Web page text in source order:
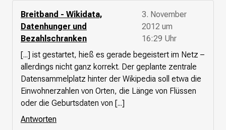
Über uns
Verein
Unsere Werte
Strategische Ausrichtung 2030
Ansprechpartner*innen
Transparenz
Presse
Suchanfrage
Breitband - Wikidata,
Datenhunger und
Bezahlschranken
3. November
2012 um
16:29 Uhr
[...] ist gestartet, hieß es gerade begeistert im Netz –
allerdings nicht ganz korrekt. Der geplante zentrale
Datensammelplatz hinter der Wikipedia soll etwa die
Einwohnerzahlen von Orten, die Länge von Flüssen
oder die Geburtsdaten von [...]
Antworten